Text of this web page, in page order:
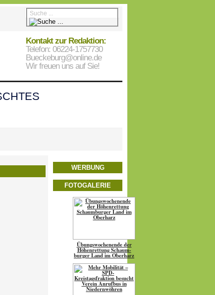
Kontakt zur Redaktion:
Telefon: 06224-1757730
Bueckeburg@online.de
Wir freuen uns auf Sie!
WERBUNG
FOTOGALERIE
Übungs­wo­chen­ende der
Höhen­ret­tung Schaum­
burger Land im Oberharz